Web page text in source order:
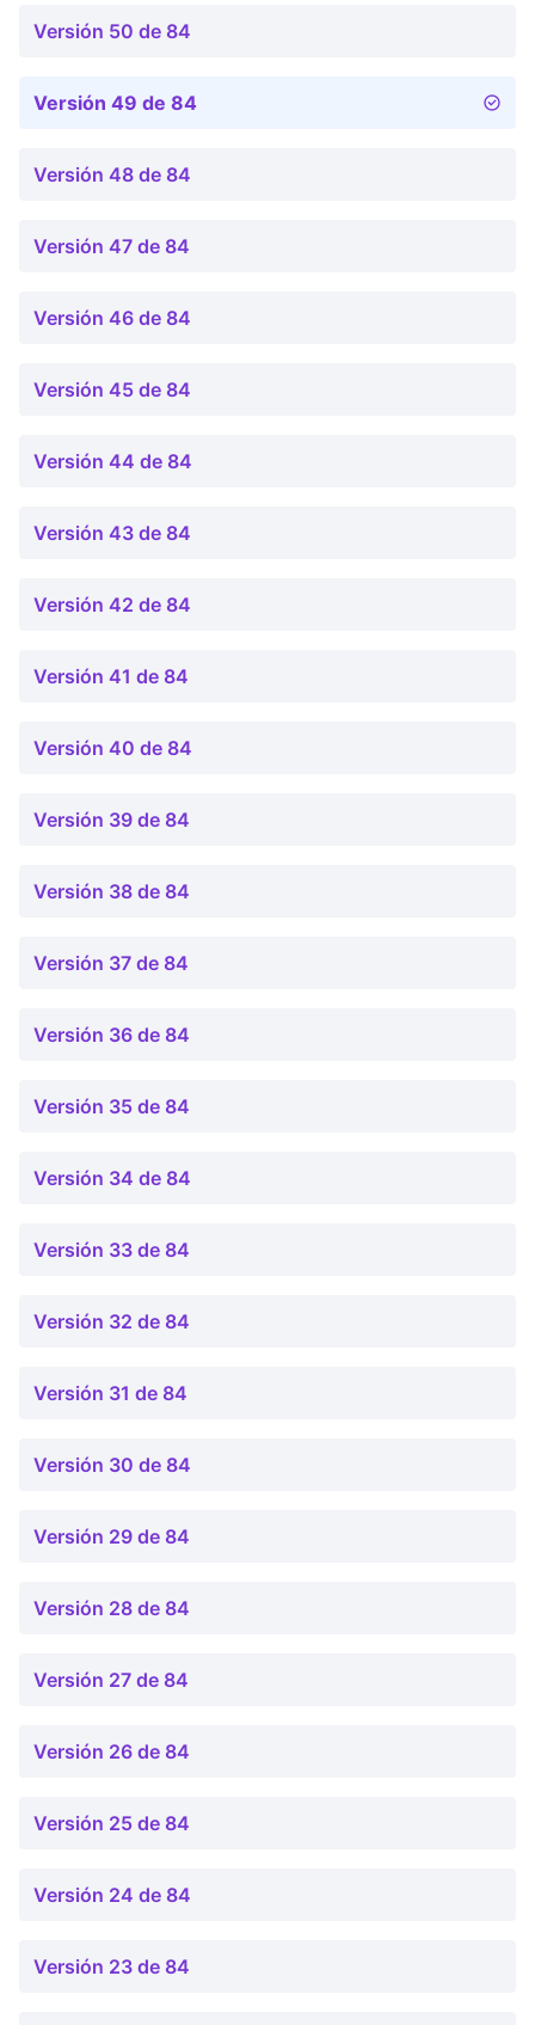
Versión 50 de 84
Versión 49 de 84
Versión 48 de 84
Versión 47 de 84
Versión 46 de 84
Versión 45 de 84
Versión 44 de 84
Versión 43 de 84
Versión 42 de 84
Versión 41 de 84
Versión 40 de 84
Versión 39 de 84
Versión 38 de 84
Versión 37 de 84
Versión 36 de 84
Versión 35 de 84
Versión 34 de 84
Versión 33 de 84
Versión 32 de 84
Versión 31 de 84
Versión 30 de 84
Versión 29 de 84
Versión 28 de 84
Versión 27 de 84
Versión 26 de 84
Versión 25 de 84
Versión 24 de 84
Versión 23 de 84